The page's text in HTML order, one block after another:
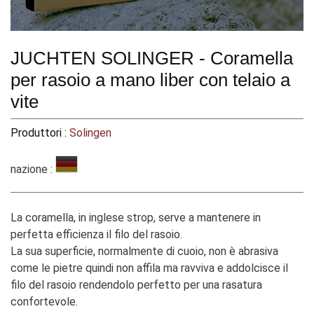
JUCHTEN SOLINGER - Coramella
per rasoio a mano liber con telaio a
vite
Produttori : Solingen
nazione :
La coramella, in inglese strop, serve a mantenere in
perfetta efficienza il filo del rasoio.
La sua superficie, normalmente di cuoio, non è abrasiva
come le pietre quindi non affila ma ravviva e addolcisce il
filo del rasoio rendendolo perfetto per una rasatura
confortevole.